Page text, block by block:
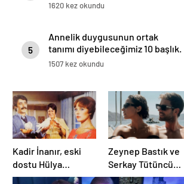
1620 kez okundu
5
Annelik duygusunun ortak
tanımı diyebileceğimiz 10 başlık.
1507 kez okundu
Kadir İnanır, eski
dostu Hülya
Koçyiğit’e dava açtı
Zeynep Bastık ve
Serkay Tütüncü
ilişkilerinin 1. yılını